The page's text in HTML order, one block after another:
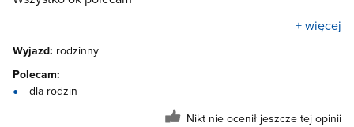
+ więcej
Wyjazd: rodzinny
Polecam:
dla rodzin
Nikt nie ocenił jeszcze tej opinii